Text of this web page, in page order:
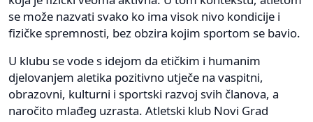
se može nazvati svako ko ima visok nivo kondicije i
fizičke spremnosti, bez obzira kojim sportom se bavio.
U klubu se vode s idejom da etičkim i humanim
djelovanjem aletika pozitivno utječe na vaspitni,
obrazovni, kulturni i sportski razvoj svih članova, a
naročito mlađeg uzrasta. Atletski klub Novi Grad